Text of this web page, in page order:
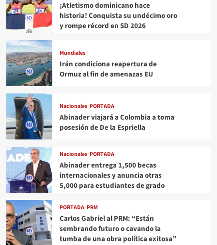
¡Atletismo dominicano hace
historia! Conquista su undécimo oro
y rompe récord en SD 2026
Mundiales
Irán condiciona reapertura de
Ormuz al fin de amenazas EU
Nacionales PORTADA
Abinader viajará a Colombia a toma
posesión de De la Espriella
Nacionales PORTADA
Abinader entrega 1,500 becas
internacionales y anuncia otras
5,000 para estudiantes de grado
PORTADA PRM
Carlos Gabriel al PRM: “Están
sembrando futuro o cavando la
tumba de una obra política exitosa”